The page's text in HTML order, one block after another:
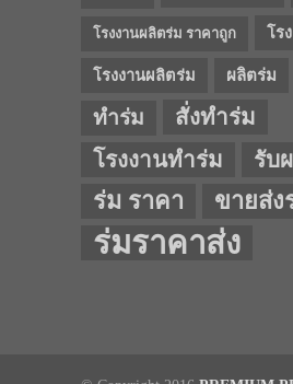
โรงงานผลิตร่ม ราคาถูก โร
โรงงานผลิตร่ม ผลิตร่ม
ทำร่ม
สั่งทำร่ม
โรงงานทำร่ม
รับ
ร่ม ราคา ขายส่ง
ร่มราคาส่ง